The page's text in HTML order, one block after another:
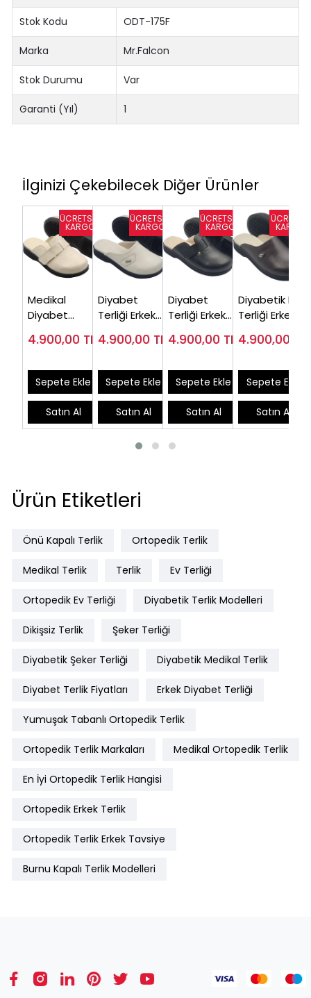
Stok Kodu ODT-175F
Marka Mr.Falcon
Stok Durumu Var
Garanti (Yıl) 1
İlginizi Çekebilecek Diğer Ürünler
Medikal
Diyabet
Bej ODT175J
4.900,00 TL
Sepete Ekle
Satın Al
Diyabet
Terliği Erkek
ODT170J
4.900,00 TL
Sepete Ekle
Satın Al
Diyabet
Terliği Erkek
ODT175S (Şiş
Uygun)
4.900,00 TL
Sepete Ekle
Satın Al
Diyabetik Ev
Terliği Erkek
ODT170F
4.900,00
Sepete Ekle
Satın Al
Ürün Etiketleri
Önü Kapalı Terlik Ortopedik Terlik
Medikal Terlik Terlik Ev Terliği
Ortopedik Ev Terliği Diyabetik Terlik Modelleri
Dikişsiz Terlik Şeker Terliği
Diyabetik Şeker Terliği Diyabetik Medikal Terlik
Diyabet Terlik Fiyatları Erkek Diyabet Terliği
Yumuşak Tabanlı Ortopedik Terlik
Ortopedik Terlik Markaları Medikal Ortopedik Terlik
En İyi Ortopedik Terlik Hangisi
Ortopedik Erkek Terlik
Ortopedik Terlik Erkek Tavsiye
Burnu Kapalı Terlik Modelleri